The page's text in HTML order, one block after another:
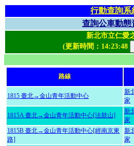
行動查詢系
查詢公車動態
新北市立仁愛
(更新時間： 14:23:48
路線
1815 臺北→金山青年活動中心
新
家
1815A 臺北→金山青年活動中心[法鼓山]
新
家
1815B 臺北→金山青年活動中心[經南京東
路]
新
家